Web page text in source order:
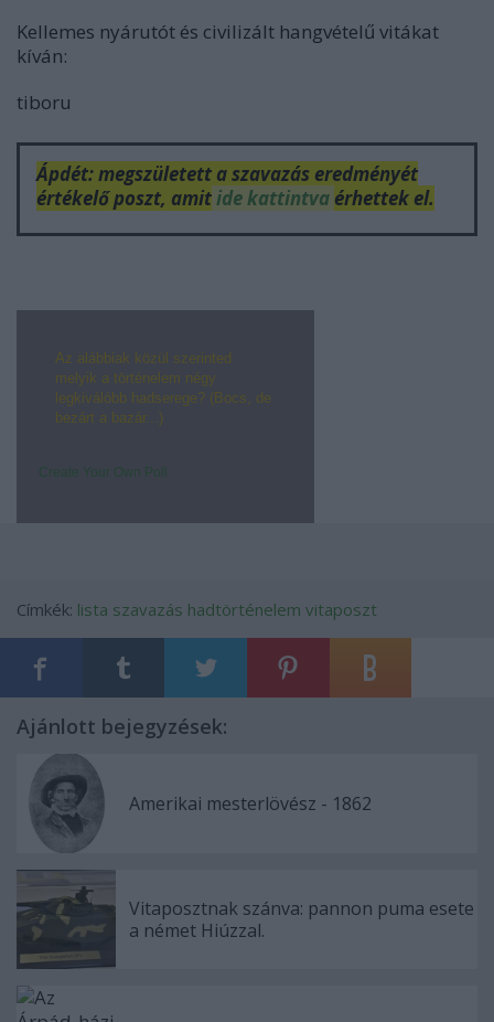
Kellemes nyárutót és civilizált hangvételű vitákat
kíván:
tiboru
Ápdét: megszületett a szavazás eredményét
értékelő poszt, amitide kattintva érhettek el.
Az alábbiak közül szerinted
melyik a történelem négy
legkiválóbb hadserege? (Bocs, de
bezárt a bazár...)
Create Your Own Poll
Címkék: lista szavazás hadtörténelem vitaposzt
Ajánlott bejegyzések:
Amerikai mesterlövész - 1862
Vitaposztnak szánva: pannon puma esete
a német Hiúzzal.